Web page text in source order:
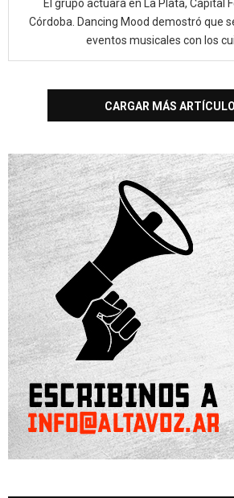
El grupo actuará en La Plata, Capital
Córdoba. Dancing Mood demostró que
eventos musicales con los
CARGAR MÁS